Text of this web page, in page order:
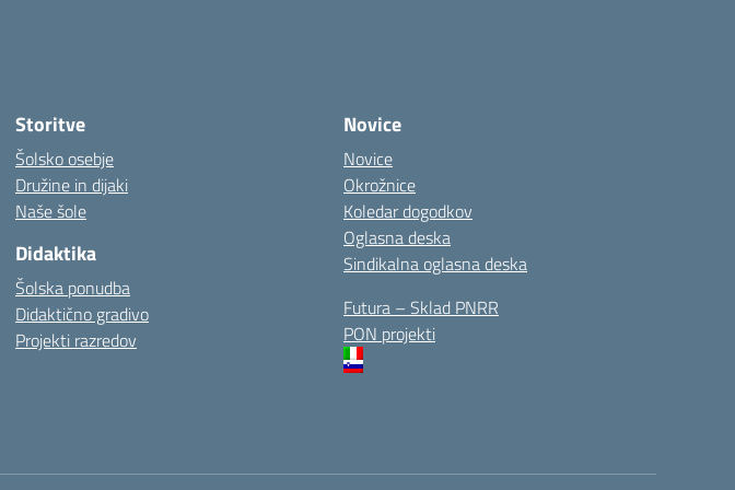
Storitve
Šolsko osebje
Družine in dijaki
Naše šole
Didaktika
Šolska ponudba
Didaktično gradivo
Projekti razredov
Novice
Novice
Okrožnice
Koledar dogodkov
Oglasna deska
Sindikalna oglasna deska
Futura – Sklad PNRR
PON projekti